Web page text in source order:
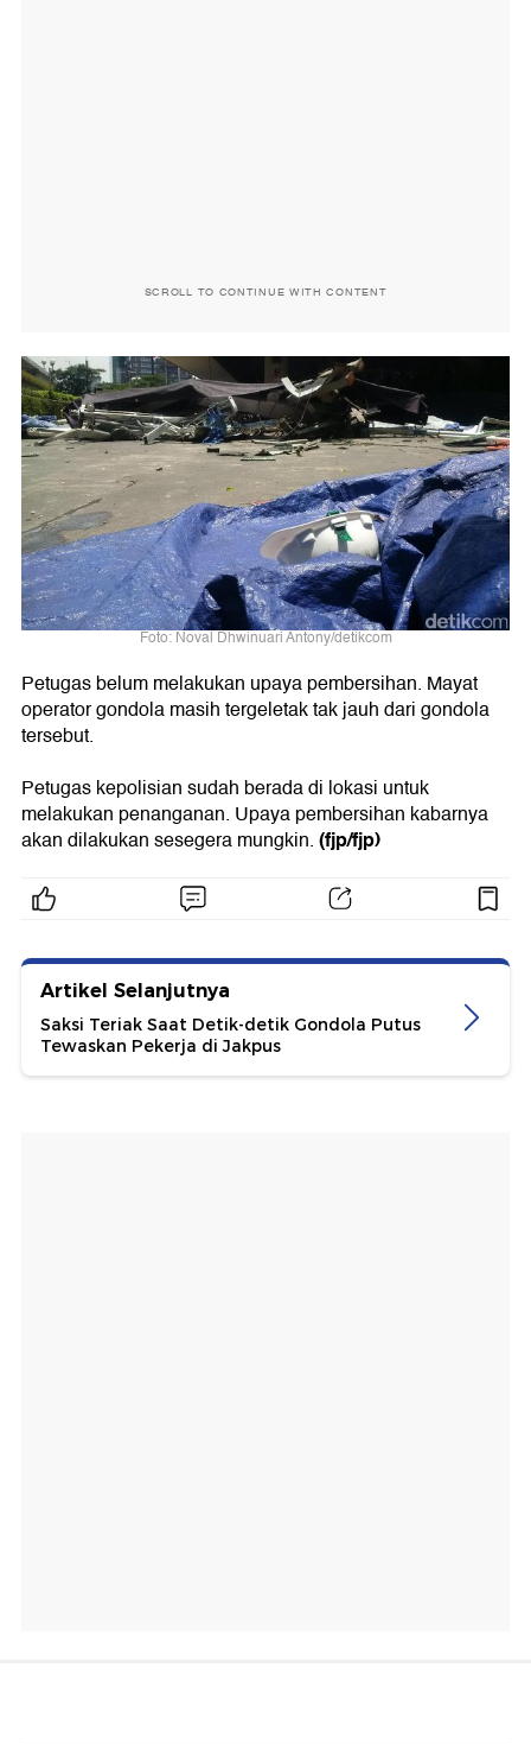
SCROLL TO CONTINUE WITH CONTENT
Foto: Noval Dhwinuari Antony/detikcom
Petugas belum melakukan upaya pembersihan. Mayat
operator gondola masih tergeletak tak jauh dari gondola
tersebut.
Petugas kepolisian sudah berada di lokasi untuk
melakukan penanganan. Upaya pembersihan kabarnya
akan dilakukan sesegera mungkin.(fjp/fjp)
Artikel Selanjutnya
Saksi Teriak Saat Detik-detik Gondola Putus
Tewaskan Pekerja di Jakpus